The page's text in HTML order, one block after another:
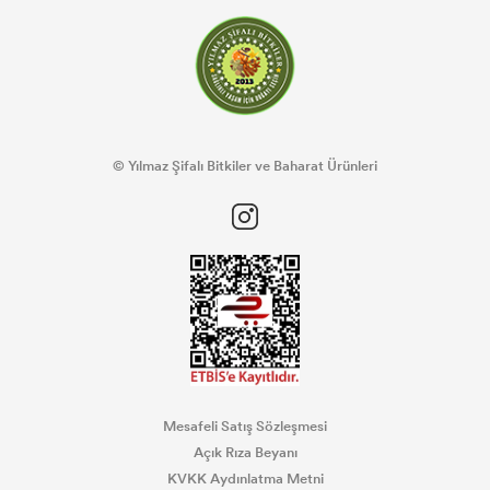
© Yılmaz Şifalı Bitkiler ve Baharat Ürünleri
Mesafeli Satış Sözleşmesi
Açık Rıza Beyanı
KVKK Aydınlatma Metni